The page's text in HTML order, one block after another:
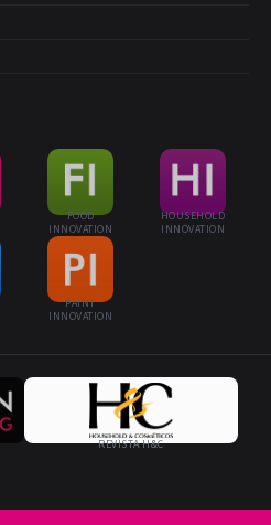
FOOD
INNOVATION
HOUSEHOLD
INNOVATION
PAINT
INNOVATION
REVISTA H&C